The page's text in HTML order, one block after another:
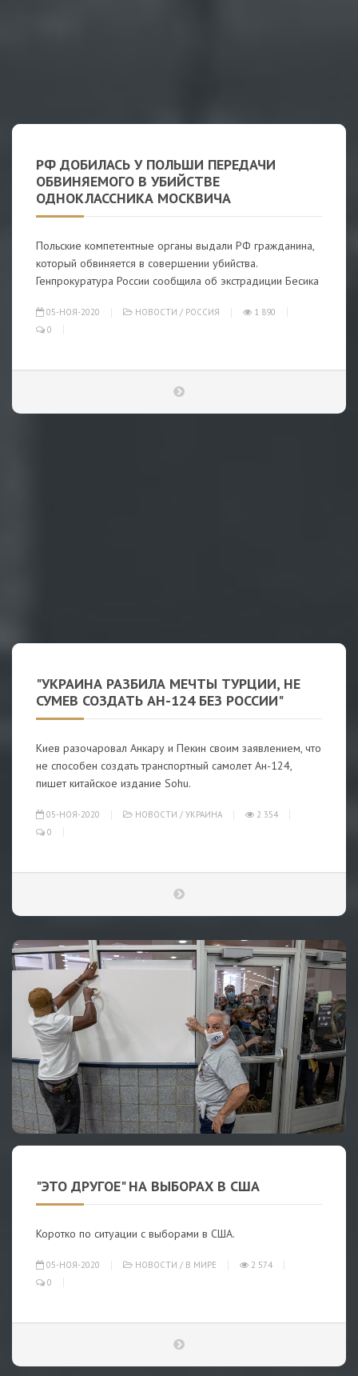
РФ ДОБИЛАСЬ У ПОЛЬШИ ПЕРЕДАЧИ
ОБВИНЯЕМОГО В УБИЙСТВЕ
ОДНОКЛАССНИКА МОСКВИЧА
Польские компетентные органы выдали РФ гражданина,
который обвиняется в совершении убийства.
Генпрокуратура России сообщила об экстрадиции Бесика
05-НОЯ-2020 НОВОСТИ / РОССИЯ
1 890
0
"УКРАИНА РАЗБИЛА МЕЧТЫ ТУРЦИИ, НЕ
СУМЕВ СОЗДАТЬ АН-124 БЕЗ РОССИИ"
Киев разочаровал Анкару и Пекин своим заявлением, что
не способен создать транспортный самолет Ан-124,
пишет китайское издание Sohu.
05-НОЯ-2020 НОВОСТИ / УКРАИНА
2 354
0
"ЭТО ДРУГОЕ" НА ВЫБОРАХ В США
Коротко по ситуации с выборами в США.
05-НОЯ-2020 НОВОСТИ / В МИРЕ
2 574
0